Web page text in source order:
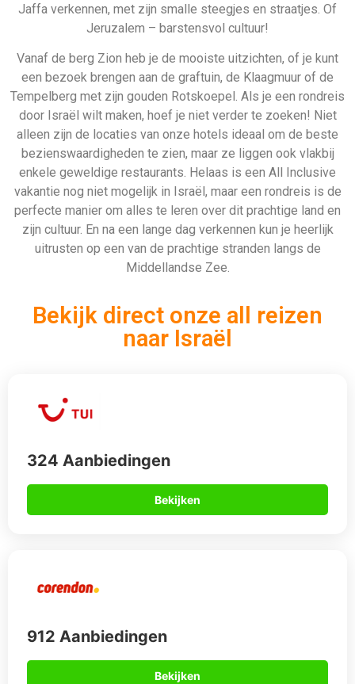
Jaffa verkennen, met zijn smalle steegjes en straatjes. Of
Jeruzalem – barstensvol cultuur!
Vanaf de berg Zion heb je de mooiste uitzichten, of je kunt
een bezoek brengen aan de graftuin, de Klaagmuur of de
Tempelberg met zijn gouden Rotskoepel. Als je een rondreis
door Israël wilt maken, hoef je niet verder te zoeken! Niet
alleen zijn de locaties van onze hotels ideaal om de beste
bezienswaardigheden te zien, maar ze liggen ook vlakbij
enkele geweldige restaurants. Helaas is een All Inclusive
vakantie nog niet mogelijk in Israël, maar een rondreis is de
perfecte manier om alles te leren over dit prachtige land en
zijn cultuur. En na een lange dag verkennen kun je heerlijk
uitrusten op een van de prachtige stranden langs de
Middellandse Zee.
Bekijk direct onze all reizen
naar Israël
324 Aanbiedingen
Bekijken
912 Aanbiedingen
Bekijken